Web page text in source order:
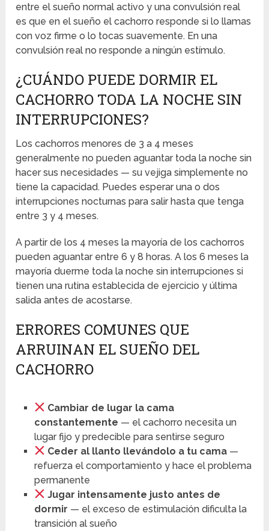
entre el sueño normal activo y una convulsión real
es que en el sueño el cachorro responde si lo llamas
con voz firme o lo tocas suavemente. En una
convulsión real no responde a ningún estímulo.
¿CUÁNDO PUEDE DORMIR EL
CACHORRO TODA LA NOCHE SIN
INTERRUPCIONES?
Los cachorros menores de 3 a 4 meses
generalmente no pueden aguantar toda la noche sin
hacer sus necesidades — su vejiga simplemente no
tiene la capacidad. Puedes esperar una o dos
interrupciones nocturnas para salir hasta que tenga
entre 3 y 4 meses.
A partir de los 4 meses la mayoría de los cachorros
pueden aguantar entre 6 y 8 horas. A los 6 meses la
mayoría duerme toda la noche sin interrupciones si
tienen una rutina establecida de ejercicio y última
salida antes de acostarse.
ERRORES COMUNES QUE
ARRUINAN EL SUEÑO DEL
CACHORRO
Cambiar de lugar la cama
constantemente — el cachorro necesita un
lugar fijo y predecible para sentirse seguro
Ceder al llanto llevándolo a tu cama—
refuerza el comportamiento y hace el problema
permanente
Jugar intensamente justo antes de
dormir — el exceso de estimulación dificulta la
transición al sueño